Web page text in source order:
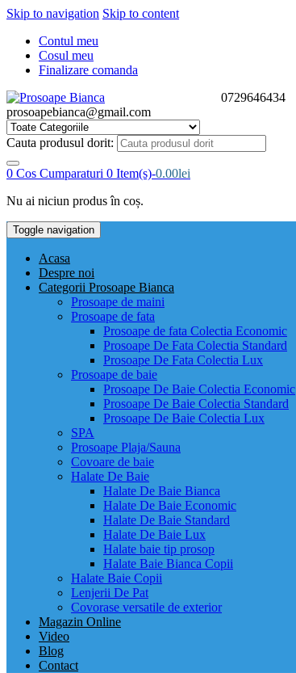
Skip to navigation Skip to content
Contul meu
Cosul meu
Finalizare comanda
0729646434
prosoapebianca@gmail.com
Cauta produsul dorit:
0 Cos Cumparaturi 0 Item(s)-0.00lei
Nu ai niciun produs în coș.
Toggle navigation
Acasa
Despre noi
Categorii Prosoape Bianca
Prosoape de maini
Prosoape de fata
Prosoape de fata Colectia Economic
Prosoape De Fata Colectia Standard
Prosoape De Fata Colectia Lux
Prosoape de baie
Prosoape De Baie Colectia Economic
Prosoape De Baie Colectia Standard
Prosoape De Baie Colectia Lux
SPA
Prosoape Plaja/Sauna
Covoare de baie
Halate De Baie
Halate De Baie Bianca
Halate De Baie Economic
Halate De Baie Standard
Halate De Baie Lux
Halate baie tip prosop
Halate Baie Bianca Copii
Halate Baie Copii
Lenjerii De Pat
Covorase versatile de exterior
Magazin Online
Video
Blog
Contact